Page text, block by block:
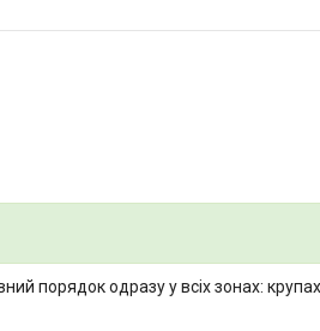
порядок одразу у всіх зонах: